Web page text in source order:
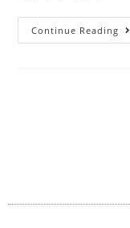
Continue Reading